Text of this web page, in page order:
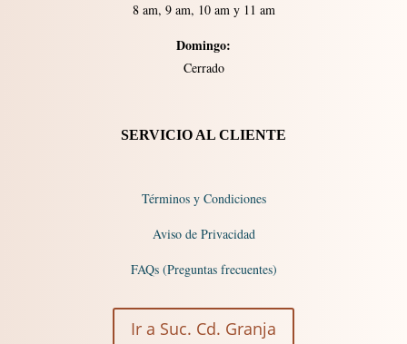
8 am, 9 am, 10 am y 11 am
Domingo:
Cerrado​​
SERVICIO AL CLIENTE
Términos y Condiciones
Aviso de Privacidad
FAQs (Preguntas frecuentes)
Ir a Suc. Cd. Granja